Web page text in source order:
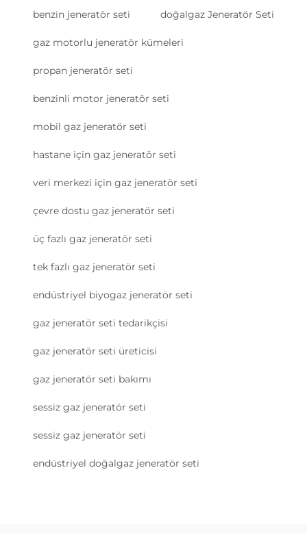
benzin jeneratör seti doğalgaz Jeneratör Seti
gaz motorlu jeneratör kümeleri
propan jeneratör seti
benzinli motor jeneratör seti
mobil gaz jeneratör seti
hastane için gaz jeneratör seti
veri merkezi için gaz jeneratör seti
çevre dostu gaz jeneratör seti
üç fazlı gaz jeneratör seti
tek fazlı gaz jeneratör seti
endüstriyel biyogaz jeneratör seti
gaz jeneratör seti tedarikçisi
gaz jeneratör seti üreticisi
gaz jeneratör seti bakımı
sessiz gaz jeneratör seti
sessiz gaz jeneratör seti
endüstriyel doğalgaz jeneratör seti